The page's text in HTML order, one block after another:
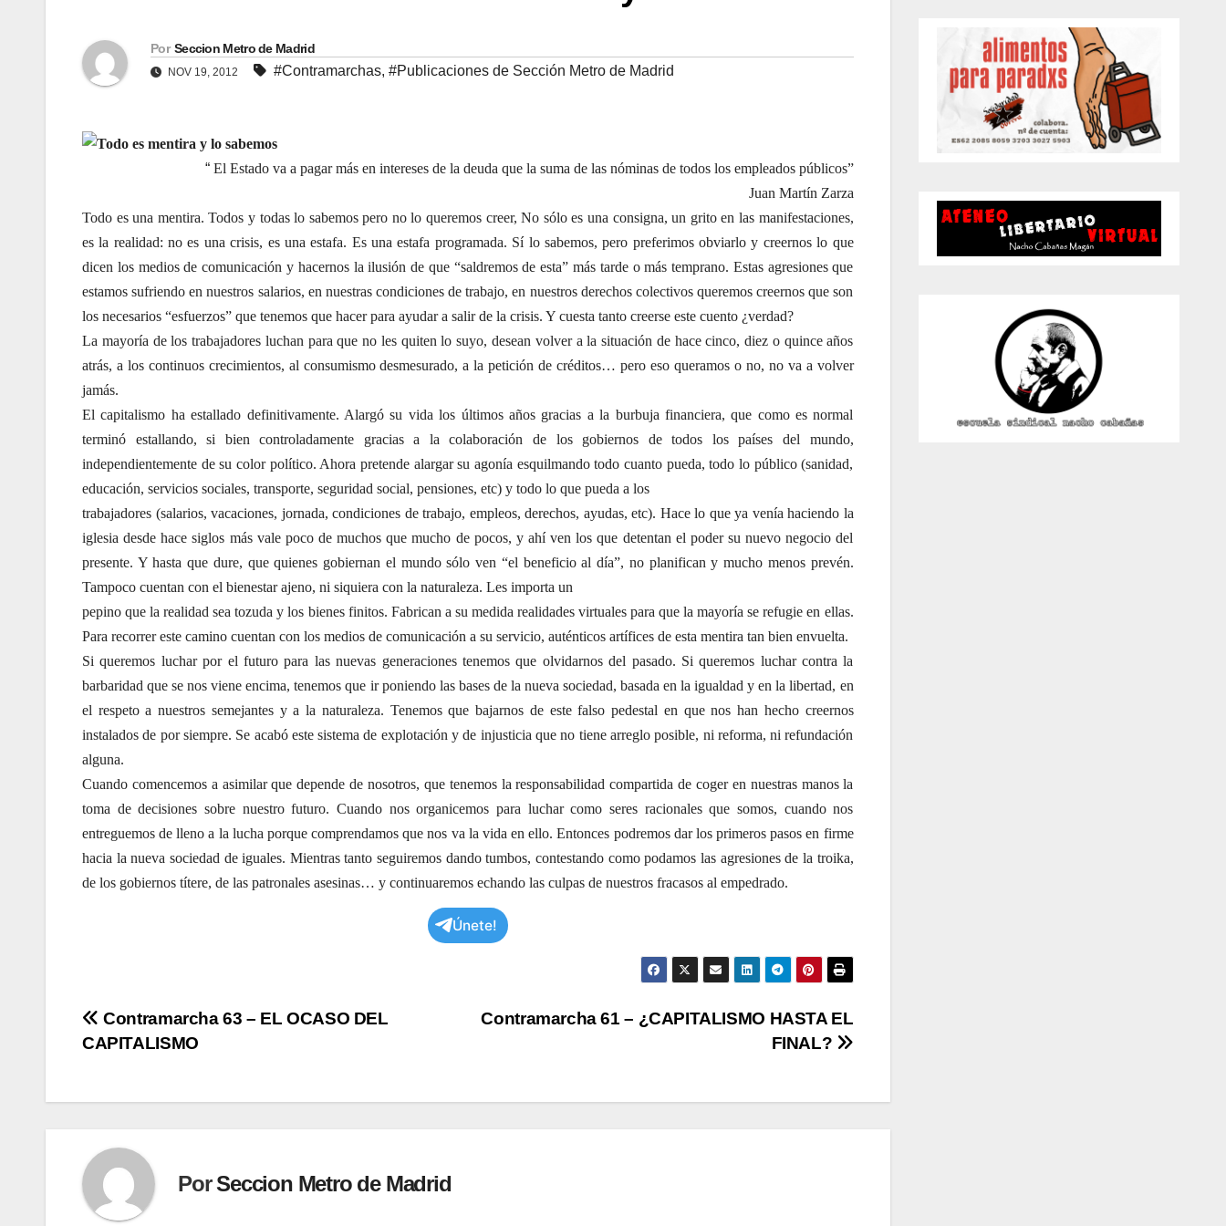
Por Seccion Metro de Madrid
NOV 19, 2012 #Contramarchas, #Publicaciones de Sección Metro de Madrid
Todo es mentira y lo sabemos
“ El Estado va a pagar más en intereses de la deuda que la suma de las nóminas de todos los empleados públicos”
Juan Martín Zarza
Todo es una mentira. Todos y todas lo sabemos pero no lo queremos creer, No sólo es una consigna, un grito en las manifestaciones,
es la realidad: no es una crisis, es una estafa. Es una estafa programada. Sí lo sabemos, pero preferimos obviarlo y creernos lo que
dicen los medios de comunicación y hacernos la ilusión de que “saldremos de esta” más tarde o más temprano. Estas agresiones que
estamos sufriendo en nuestros salarios, en nuestras condiciones de trabajo, en nuestros derechos colectivos queremos creernos que son
los necesarios “esfuerzos” que tenemos que hacer para ayudar a salir de la crisis. Y cuesta tanto creerse este cuento ¿verdad?
La mayoría de los trabajadores luchan para que no les quiten lo suyo, desean volver a la situación de hace cinco, diez o quince años
atrás, a los continuos crecimientos, al consumismo desmesurado, a la petición de créditos… pero eso queramos o no, no va a volver
jamás.
El capitalismo ha estallado definitivamente. Alargó su vida los últimos años gracias a la burbuja financiera, que como es normal
terminó estallando, si bien controladamente gracias a la colaboración de los gobiernos de todos los países del mundo,
independientemente de su color político. Ahora pretende alargar su agonía esquilmando todo cuanto pueda, todo lo público (sanidad,
educación, servicios sociales, transporte, seguridad social, pensiones, etc) y todo lo que pueda a los
trabajadores (salarios, vacaciones, jornada, condiciones de trabajo, empleos, derechos, ayudas, etc). Hace lo que ya venía haciendo la
iglesia desde hace siglos más vale poco de muchos que mucho de pocos, y ahí ven los que detentan el poder su nuevo negocio del
presente. Y hasta que dure, que quienes gobiernan el mundo sólo ven “el beneficio al día”, no planifican y mucho menos prevén.
Tampoco cuentan con el bienestar ajeno, ni siquiera con la naturaleza. Les importa un
pepino que la realidad sea tozuda y los bienes finitos. Fabrican a su medida realidades virtuales para que la mayoría se refugie en ellas.
Para recorrer este camino cuentan con los medios de comunicación a su servicio, auténticos artífices de esta mentira tan bien envuelta.
Si queremos luchar por el futuro para las nuevas generaciones tenemos que olvidarnos del pasado. Si queremos luchar contra la
barbaridad que se nos viene encima, tenemos que ir poniendo las bases de la nueva sociedad, basada en la igualdad y en la libertad, en
el respeto a nuestros semejantes y a la naturaleza. Tenemos que bajarnos de este falso pedestal en que nos han hecho creernos
instalados de por siempre. Se acabó este sistema de explotación y de injusticia que no tiene arreglo posible, ni reforma, ni refundación
alguna.
Cuando comencemos a asimilar que depende de nosotros, que tenemos la responsabilidad compartida de coger en nuestras manos la
toma de decisiones sobre nuestro futuro. Cuando nos organicemos para luchar como seres racionales que somos, cuando nos
entreguemos de lleno a la lucha porque comprendamos que nos va la vida en ello. Entonces podremos dar los primeros pasos en firme
hacia la nueva sociedad de iguales. Mientras tanto seguiremos dando tumbos, contestando como podamos las agresiones de la troika,
de los gobiernos títere, de las patronales asesinas… y continuaremos echando las culpas de nuestros fracasos al empedrado.
Únete!
Navegación
entradas
Contramarcha 61 – ¿CAPITALISMO HASTA EL
FINAL?
Contramarcha 63 – EL OCASO DEL
CAPITALISMO
PorSeccion Metro de Madrid